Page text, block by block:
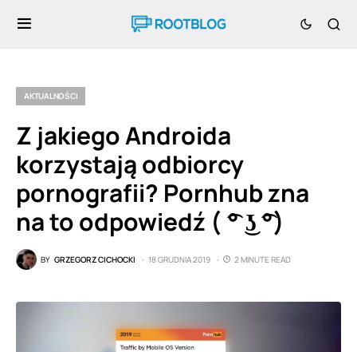
AKTUALNOŚCI
Z jakiego Androida
korzystają odbiorcy
pornografii? Pornhub zna
na to odpowiedź ( ͡° ͜ʖ ͡°)
BY GRZEGORZ CICHOCKI 18 GRUDNIA 2019 2 MINUTE READ